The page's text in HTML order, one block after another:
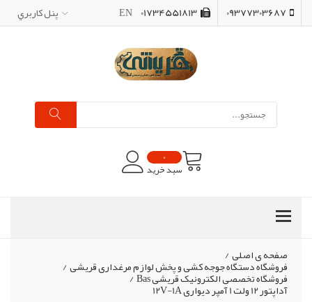
09377303687
01734551813
EN پنل کاربري
0
سبد خرید
صفحه ی اصلی/
فروشگاه دستگاه جوجه کشی و پخش لوازم مرغداری قریشی/
فروشگاه تخصصی الکترونیک قریشی Bas /
آداپتور 12 ولت 1 آمپر دیواری 12V-1A